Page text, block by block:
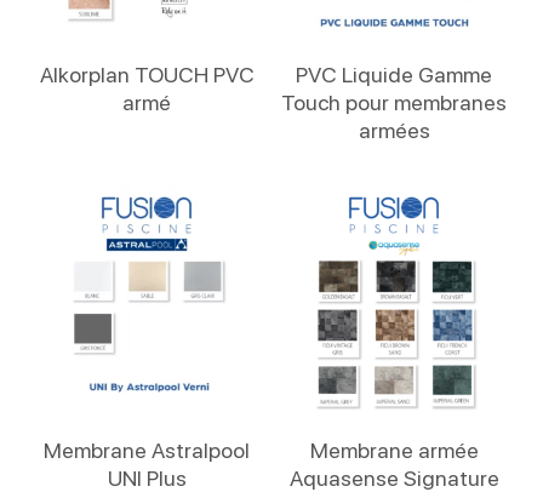
Alkorplan TOUCH PVC
armé
PVC Liquide Gamme
Touch pour membranes
armées
Membrane Astralpool
UNI Plus
Membrane armée
Aquasense Signature